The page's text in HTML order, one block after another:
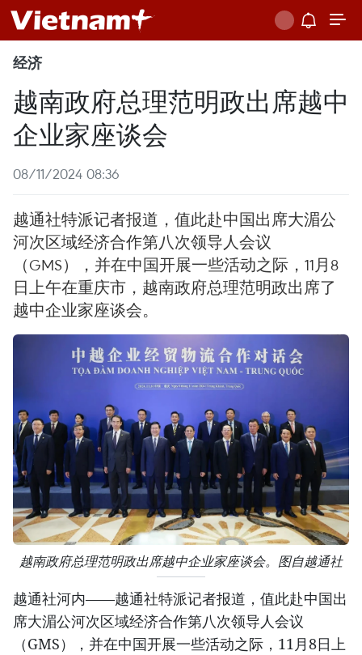
经济
越南政府总理范明政出席越中
企业家座谈会
08/11/2024 08:36
越通社特派记者报道，值此赴中国出席大湄公
河次区域经济合作第八次领导人会议
（GMS），并在中国开展一些活动之际，11月8
日上午在重庆市，越南政府总理范明政出席了
越中企业家座谈会。
越南政府总理范明政出席越中企业家座谈会。图自越通社
越通社河内——越通社特派记者报道，值此赴中国出
席大湄公河次区域经济合作第八次领导人会议
（GMS），并在中国开展一些活动之际，11月8日上